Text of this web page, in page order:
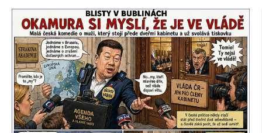
ARCHIV
ROZHOVORY
TÉMATA
NEJČTENĚJŠÍ ZA 7 DNÍ